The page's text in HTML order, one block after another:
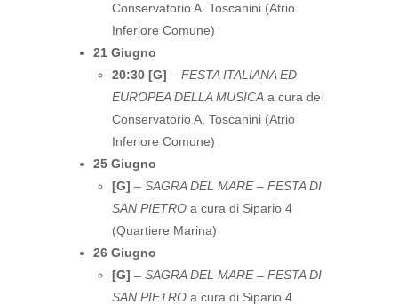
Conservatorio A. Toscanini (Atrio
Inferiore Comune)
21 Giugno
20:30 [G] – FESTA ITALIANA ED
EUROPEA DELLA MUSICA a cura del
Conservatorio A. Toscanini (Atrio
Inferiore Comune)
25 Giugno
[G] – SAGRA DEL MARE – FESTA DI
SAN PIETRO a cura di Sipario 4
(Quartiere Marina)
26 Giugno
[G] – SAGRA DEL MARE – FESTA DI
SAN PIETRO a cura di Sipario 4